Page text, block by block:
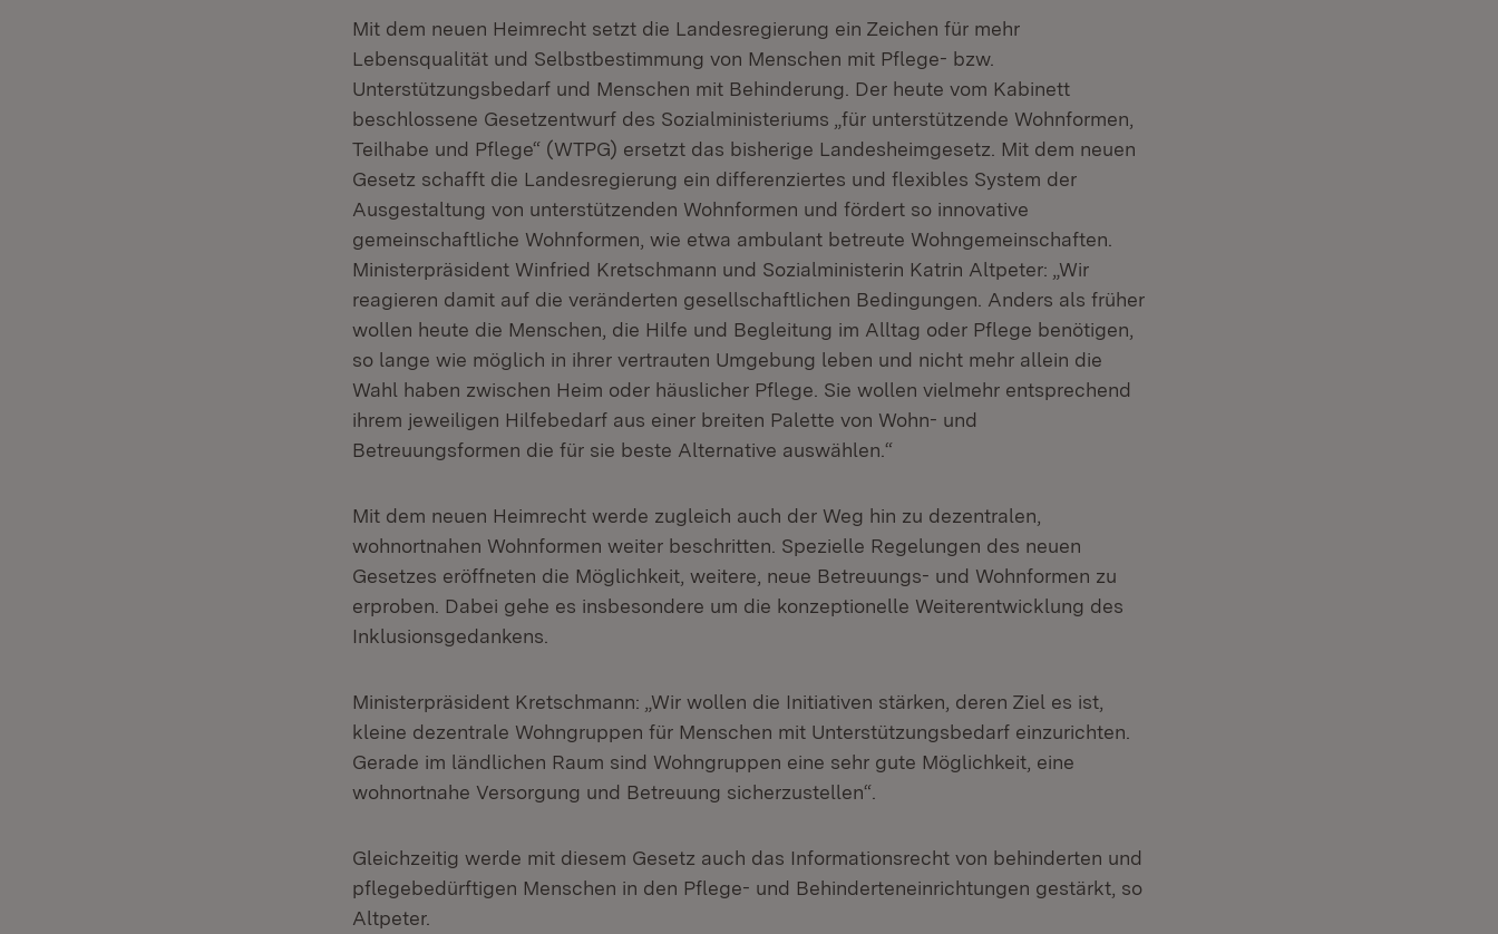
Mit dem neuen Heimrecht setzt die Landesregierung ein Zeichen für mehr
Lebensqualität und Selbstbestimmung von Menschen mit Pflege- bzw.
Unterstützungsbedarf und Menschen mit Behinderung. Der heute vom Kabinett
beschlossene Gesetzentwurf des Sozialministeriums „für unterstützende Wohnformen,
Teilhabe und Pflege“ (WTPG) ersetzt das bisherige Landesheimgesetz. Mit dem neuen
Gesetz schafft die Landesregierung ein differenziertes und flexibles System der
Ausgestaltung von unterstützenden Wohnformen und fördert so innovative
gemeinschaftliche Wohnformen, wie etwa ambulant betreute Wohngemeinschaften.
Ministerpräsident Winfried Kretschmann und Sozialministerin Katrin Altpeter: „Wir
reagieren damit auf die veränderten gesellschaftlichen Bedingungen. Anders als früher
wollen heute die Menschen, die Hilfe und Begleitung im Alltag oder Pflege benötigen,
so lange wie möglich in ihrer vertrauten Umgebung leben und nicht mehr allein die
Wahl haben zwischen Heim oder häuslicher Pflege. Sie wollen vielmehr entsprechend
ihrem jeweiligen Hilfebedarf aus einer breiten Palette von Wohn- und
Betreuungsformen die für sie beste Alternative auswählen.“
Mit dem neuen Heimrecht werde zugleich auch der Weg hin zu dezentralen,
wohnortnahen Wohnformen weiter beschritten. Spezielle Regelungen des neuen
Gesetzes eröffneten die Möglichkeit, weitere, neue Betreuungs- und Wohnformen zu
erproben. Dabei gehe es insbesondere um die konzeptionelle Weiterentwicklung des
Inklusionsgedankens.
Ministerpräsident Kretschmann: „Wir wollen die Initiativen stärken, deren Ziel es ist,
kleine dezentrale Wohngruppen für Menschen mit Unterstützungsbedarf einzurichten.
Gerade im ländlichen Raum sind Wohngruppen eine sehr gute Möglichkeit, eine
wohnortnahe Versorgung und Betreuung sicherzustellen“.
Gleichzeitig werde mit diesem Gesetz auch das Informationsrecht von behinderten und
pflegebedürftigen Menschen in den Pflege- und Behinderteneinrichtungen gestärkt, so
Altpeter.